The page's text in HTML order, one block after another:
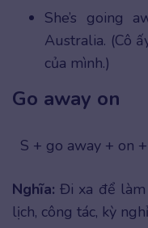
She’s going
Australia. (Cô
của mình.)
Go away on
S + go away + on
Nghĩa: Đi xa để làm
lịch, công tác, kỳ